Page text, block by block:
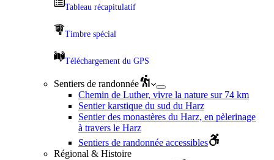
Tableau récapitulatif
Timbre spécial
Téléchargement du GPS
Sentiers de randonnée
Chemin de Luther, vivre la nature sur 74 km
Sentier karstique du sud du Harz
Sentier des monastères du Harz, en pèlerinage
à travers le Harz
Sentiers de randonnée accessibles
Régional & Histoire